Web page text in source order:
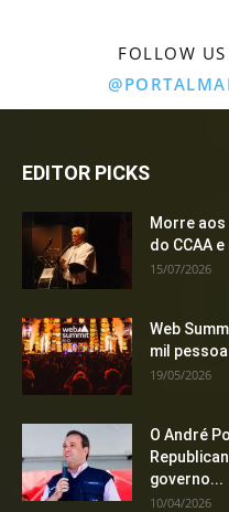
FOLLOW
EDITOR PICKS
Morre aos
do CCAA e
15/07/2026
Web
mil
19/05/2026
O André
governo...
10/04/2026